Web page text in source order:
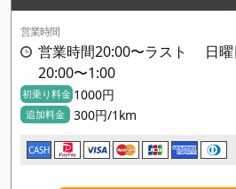
営業時間
営業時間20:00〜ラスト 日曜
20:00〜1:00
初乗り料金 1000円
追加料金 300円/1km
CASH